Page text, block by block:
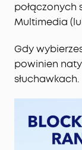
połączonych
Multimedia
Gdy
powinien
słuchawkach.